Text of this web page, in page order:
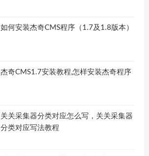
如何安装杰奇CMS程序（1.7及1.8版本）
杰奇CMS1.7安装教程,怎样安装杰奇程序
关关采集器分类对应怎么写，关关采集器
分类对应写法教程